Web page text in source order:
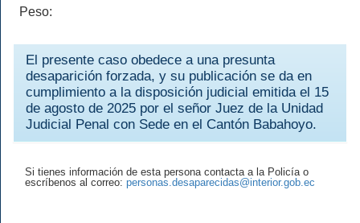
Peso:
El presente caso obedece a una presunta
desaparición forzada, y su publicación se da en
cumplimiento a la disposición judicial emitida el 15
de agosto de 2025 por el señor Juez de la Unidad
Judicial Penal con Sede en el Cantón Babahoyo.
Si tienes información de esta persona contacta a la Policía o
escríbenos al correo: personas.desaparecidas@interior.gob.ec